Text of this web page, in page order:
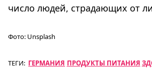
число людей, страдающих от
Фото: Unsplash
ТЕГИ: ГЕРМАНИЯ ПРОДУКТЫ ПИТАНИЯ